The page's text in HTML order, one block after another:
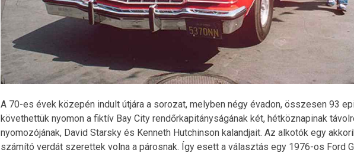
A 70-es évek közepén indult útjára a sorozat, melyben négy évadon, összesen 93
követhettük nyomon a fiktív Bay City rendőrkapitányságának két, hétköznapinak
nyomozójának, David Starsky és Kenneth Hutchinson kalandjait. Az alkotók egy
számító verdát szerettek volna a párosnak. Így esett a választás egy 1976-os Ford